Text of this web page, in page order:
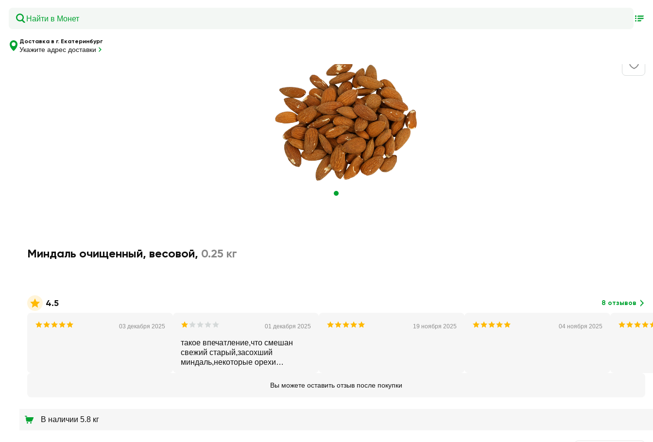
Доставка в г. Екатеринбург
Укажите адрес доставки
Главная — Каталог — Миндаль очищенный, весовой
Миндаль очищенный, весовой, 0.25 кг
4.5 8 отзывов
03 декабря 2025 01 декабря 2025
такое впечатление,что смешан
свежий старый,засохший
миндаль,некоторые орехи
19 ноября 2025 04 ноября 2025
Вы можете оставить отзыв после покупки
В наличии 5.8 кг